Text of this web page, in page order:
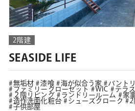
2階建
SEASIDE LIFE
無垢材 漆喰 海が似合う家 パント
ファミリークローゼット
WIC テラス
２階リビング
ランドリールーム 家
造作洗面化粧台
シューズクローク 2
子供部屋